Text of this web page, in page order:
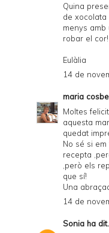
Quina
de
menys amb
robar el cor!
Eulàlia
14 de
maria
Moltes
aquesta
quedat
No sé si
recepta
,però els
que sí!
Una
14 de
Sonia ha